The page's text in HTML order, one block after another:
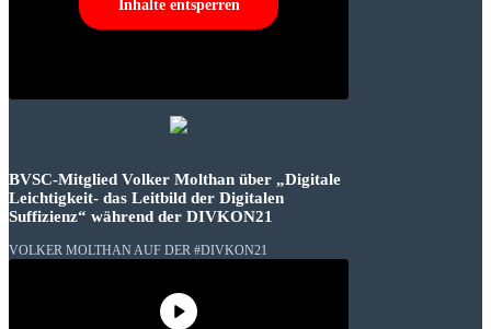
Inhalte entsperren
BVSC-Mitglied Volker Molthan über „Digitale
Leichtigkeit- das Leitbild der Digitalen
Suffizienz“ während der DIVKON21
VOLKER MOLTHAN AUF DER #DIVKON21